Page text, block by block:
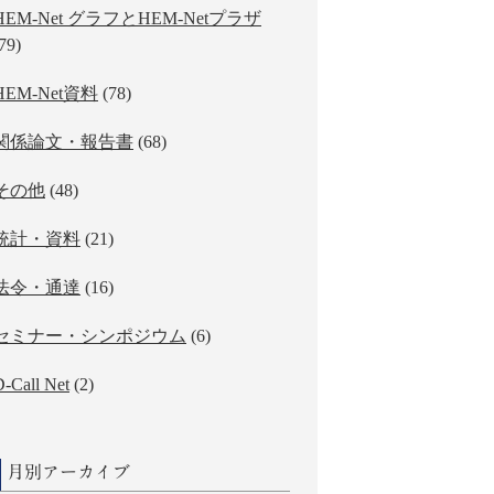
Net グラフとHEM-Netプラザ
Net資料 (78)
係論文・報告書 (68)
の他 (48)
計・資料 (21)
令・通達 (16)
ミナー・シンポジウム (6)
Call Net (2)
月別アーカイブ